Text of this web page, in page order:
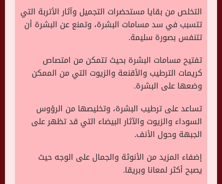
التخلص من بقايا مستحضرات التجميل وآثار الأتربة التي
تتسبب في سد مسامات البشرة، وتمنع عن البشرة أن
تتنفس بصورة سليمة.
تفتيح مسامات البشرة بحيث تتمكن من امتصاص
كريمات الترطيب والأقنعة والزيوت التي من الممكن
وضعها على البشرة.
تساعد على ترطيب البشرة، وتخليصها من الرؤوس
السوداء والزيوت والآثار البيضاء التي قد تظهر على
الجبهة وحول الأنف.
إضفاء المزيد من الأنوثة والجمال على الوجه حيث
يصبح أكثر لمعانا وبريقا.